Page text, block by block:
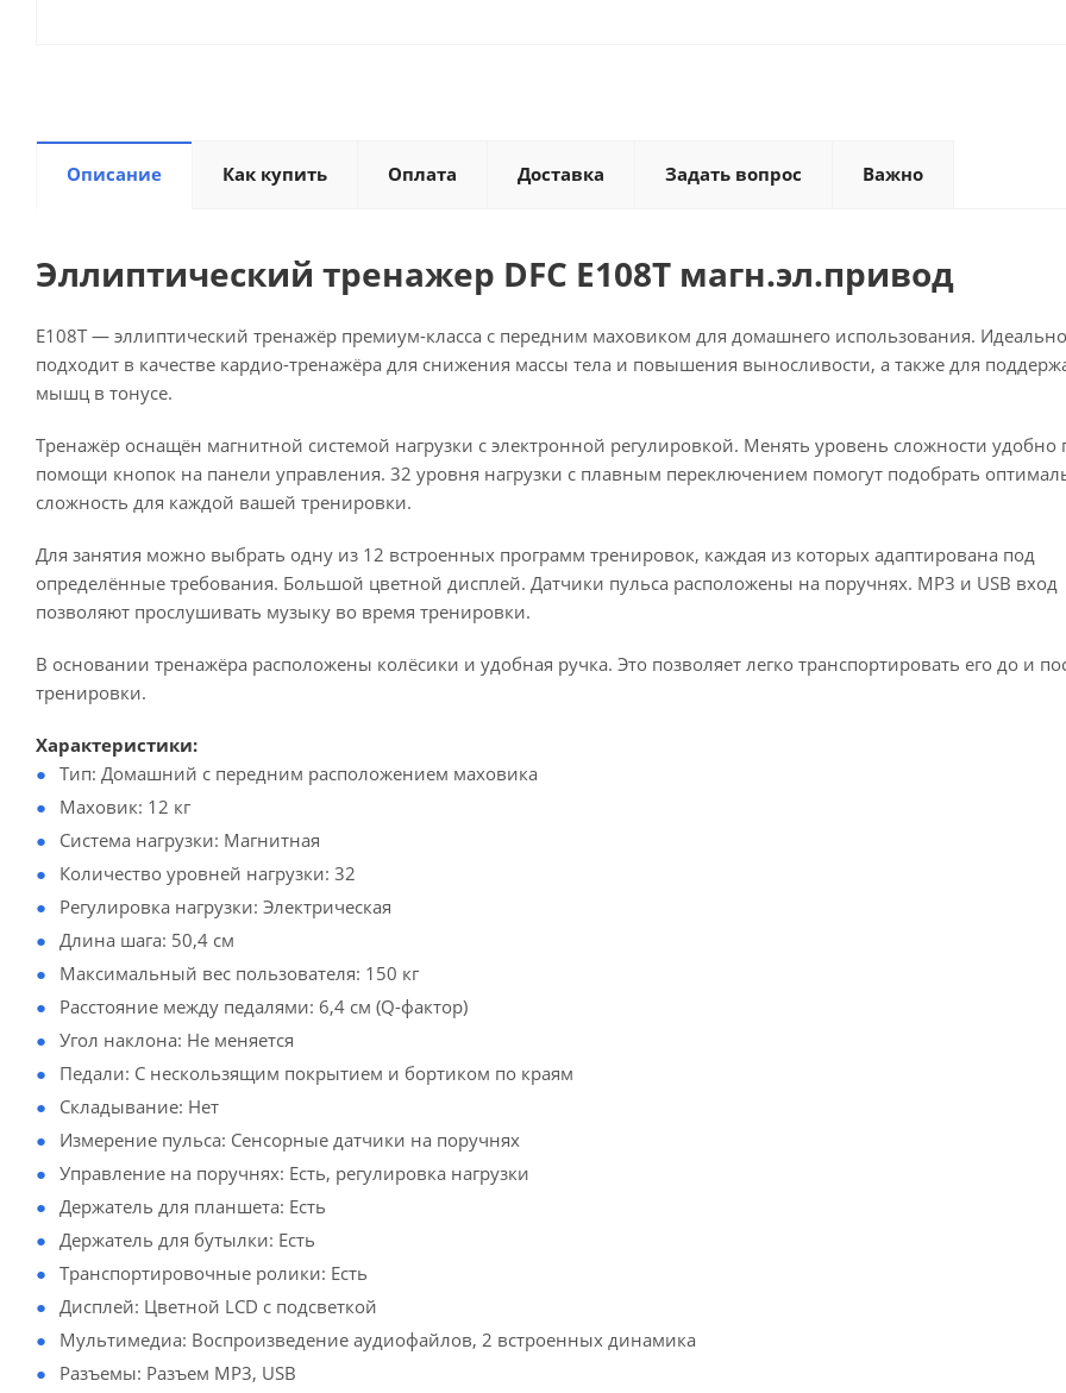
Описание Как купить Оплата Доставка Задать вопрос Важно
Эллиптический тренажер DFC E108T магн.эл.привод
E108T — эллиптический тренажёр премиум-класса с передним маховиком для домашнего использования. Идеально
подходит в качестве кардио-тренажёра для снижения массы тела и повышения выносливости, а также для
мышц в тонусе.
Тренажёр оснащён магнитной системой нагрузки с электронной регулировкой. Менять уровень сложности удобно
помощи кнопок на панели управления. 32 уровня нагрузки с плавным переключением помогут подобрать
сложность для каждой вашей тренировки.
Для занятия можно выбрать одну из 12 встроенных программ тренировок, каждая из которых адаптирована под
определённые требования. Большой цветной дисплей. Датчики пульса расположены на поручнях. MP3 и USB вход
позволяют прослушивать музыку во время тренировки.
В основании тренажёра расположены колёсики и удобная ручка. Это позволяет легко транспортировать его до и
тренировки.
Характеристики:
Тип: Домашний с передним расположением маховика
Маховик: 12 кг
Система нагрузки: Магнитная
Количество уровней нагрузки: 32
Регулировка нагрузки: Электрическая
Длина шага: 50,4 см
Максимальный вес пользователя: 150 кг
Расстояние между педалями: 6,4 см (Q-фактор)
Угол наклона: Не меняется
Педали: С нескользящим покрытием и бортиком по краям
Складывание: Нет
Измерение пульса: Сенсорные датчики на поручнях
Управление на поручнях: Есть, регулировка нагрузки
Держатель для планшета: Есть
Держатель для бутылки: Есть
Транспортировочные ролики: Есть
Дисплей: Цветной LCD с подсветкой
Мультимедиа: Воспроизведение аудиофайлов, 2 встроенных динамика
Разъемы: Разъем MP3, USB